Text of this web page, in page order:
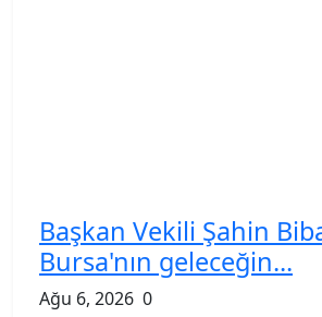
Başkan Vekili Şahin
Bursa'nın geleceğin...
Ağu 6, 2026 0